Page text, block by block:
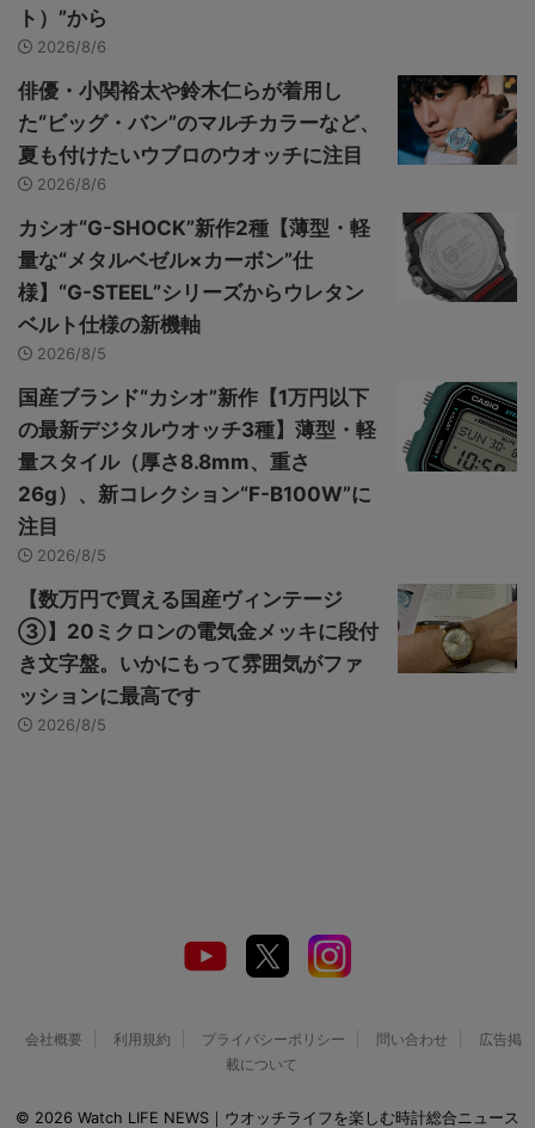
ト）”から
2026/8/6
俳優・小関裕太や鈴木仁らが着用し
た“ビッグ・バン”のマルチカラーなど、
夏も付けたいウブロのウオッチに注目
2026/8/6
カシオ“G-SHOCK”新作2種【薄型・軽
量な“メタルベゼル×カーボン”仕
様】“G-STEEL”シリーズからウレタン
ベルト仕様の新機軸
2026/8/5
国産ブランド“カシオ”新作【1万円以下
の最新デジタルウオッチ3種】薄型・軽
量スタイル（厚さ8.8mm、重さ
26g）、新コレクション“F-B100W”に
注目
2026/8/5
【数万円で買える国産ヴィンテージ
③】20ミクロンの電気金メッキに段付
き文字盤。いかにもって雰囲気がファ
ッションに最高です
2026/8/5
会社概要 利用規約 プライバシーポリシー 問い合わせ
広告掲
載について
© 2026 Watch LIFE NEWS｜ウオッチライフを楽しむ時計総合ニュース